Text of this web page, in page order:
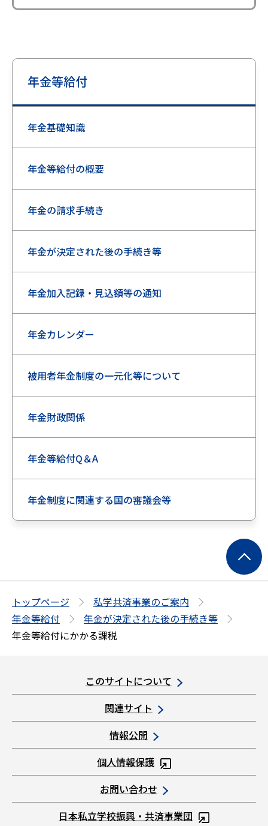
年金等給付
年金基礎知識
年金等給付の概要
年金の請求手続き
年金が決定された後の手続き等
年金加入記録・見込額等の通知
年金カレンダー
被用者年金制度の一元化等について
年金財政関係
年金等給付Q＆A
年金制度に関連する国の審議会等
ー
ジ
トップページ
私学共済事業のご案内
年金等給付
年金が決定された後の手続き等
年金等給付にかかる課税
このサイトについて
関連サイト
情報公開
個人情報保護
お問い合わせ
日本私立学校振興・共済事業団